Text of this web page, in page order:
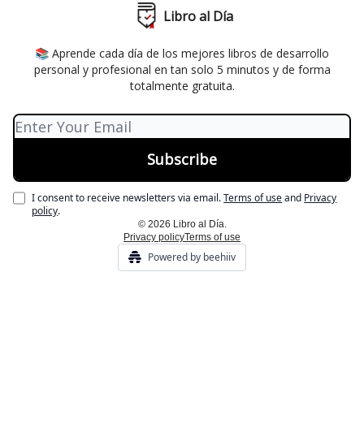
Libro al Día
📚 Aprende cada día de los mejores libros de desarrollo
personal y profesional en tan solo 5 minutos y de forma
totalmente gratuita.
I consent to receive newsletters via email.Terms of useand Privacy
policy.
© 2026 Libro al Día.
Privacy policyTerms of use
Powered by beehiiv